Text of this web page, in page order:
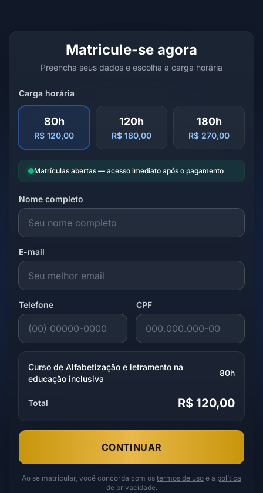
Matricule-se agora
Preencha seus dados e escolha a carga horária
Carga horária
80h
R$ 120,00
120h
R$ 180,00
180h
R$ 270,00
Matrículas abertas — acesso imediato após o pagamento
Nome completo
E-mail
Telefone CPF
Curso de Alfabetização e letramento na
educação inclusiva
80h
Total R$ 120,00
CONTINUAR
Ao se matricular, você concorda com os termos de uso e a política
de privacidade.